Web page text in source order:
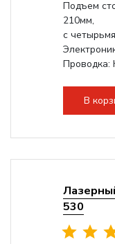
Подъем
210мм,
с
Проводка:
В
530